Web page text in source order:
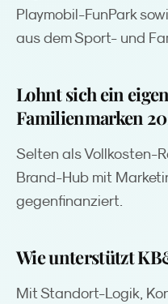
Playmobil-FunPark
aus dem Sport- und
Lohnt sich ein
Familienmarken
Selten als Vollkosten-
Brand-Hub mit
gegenfinanziert.
Wie unterstützt
Mit Standort-Logik,